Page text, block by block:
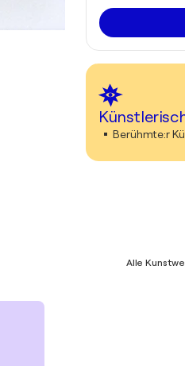
Berühmte:r
Alle